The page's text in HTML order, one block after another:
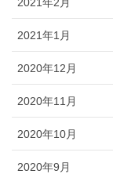
2021年1月
2020年12月
2020年11月
2020年10月
2020年9月